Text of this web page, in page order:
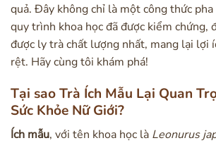
quả. Đây không chỉ là một công thức
quy trình khoa học đã được kiểm chứng,
được ly trà chất lượng nhất, mang lại lợi
rệt. Hãy cùng tôi khám phá!
Tại sao Trà Ích Mẫu Lại Quan
Sức Khỏe Nữ Giới?
Ích mẫu, với tên khoa học là Leonurus